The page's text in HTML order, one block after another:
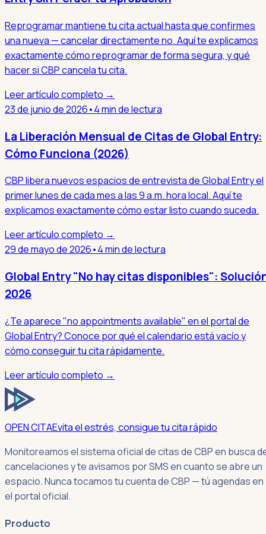
Reprogramar mantiene tu cita actual hasta que confirmes
una nueva — cancelar directamente no. Aquí te explicamos
exactamente cómo reprogramar de forma segura, y qué
hacer si CBP cancela tu cita.
Leer artículo completo →
23 de junio de 2026•4 min de lectura
La Liberación Mensual de Citas de Global Entry:
Cómo Funciona (2026)
CBP libera nuevos espacios de entrevista de Global Entry el
primer lunes de cada mes a las 9 a.m. hora local. Aquí te
explicamos exactamente cómo estar listo cuando suceda.
Leer artículo completo →
29 de mayo de 2026•4 min de lectura
Global Entry "No hay citas disponibles":
2026
¿Te aparece "no appointments available" en el portal de
Global Entry? Conoce por qué el calendario está vacío y
cómo conseguir tu cita rápidamente.
Leer artículo completo →
OPEN CITAEvita el estrés, consigue tu cita rápido
Monitoreamos el sistema oficial de citas de CBP en busca
cancelaciones y te avisamos por SMS en cuanto se abre un
espacio. Nunca tocamos tu cuenta de CBP — tú agendas en
el portal oficial.
Producto